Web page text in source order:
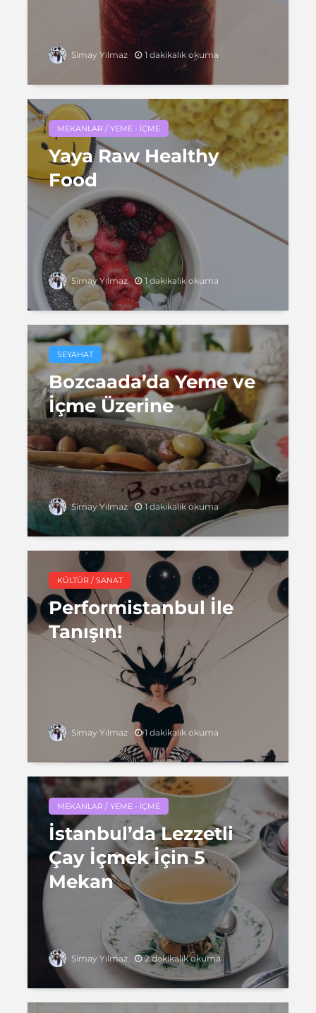
Simay Yılmaz 1 dakikalık okuma
MEKANLAR / YEME - İÇME
Yaya Raw Healthy
Food
Simay Yılmaz 1 dakikalık okuma
SEYAHAT
Bozcaada’da Yeme ve
İçme Üzerine
Simay Yılmaz 1 dakikalık okuma
KÜLTÜR / SANAT
Performistanbul İle
Tanışın!
Simay Yılmaz 1 dakikalık okuma
MEKANLAR / YEME - İÇME
İstanbul’da Lezzetli
Çay İçmek İçin 5
Mekan
Simay Yılmaz 2 dakikalık okuma